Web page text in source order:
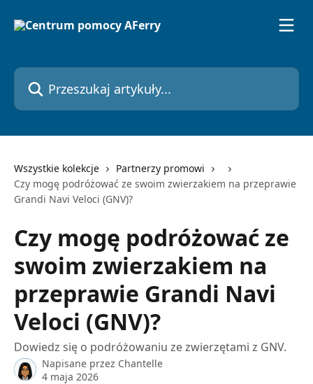
Przeszukaj artykuły...
Wszystkie kolekcje
Partnerzy promowi
Czy mogę podróżować ze swoim zwierzakiem na przeprawie
Grandi Navi Veloci (GNV)?
Czy mogę podróżować ze
swoim zwierzakiem na
przeprawie Grandi Navi
Veloci (GNV)?
Dowiedz się o podróżowaniu ze zwierzętami z GNV.
Napisane przez Chantelle
4 maja 2026